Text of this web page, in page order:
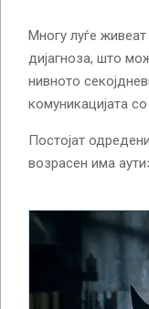
Многу луѓе
дијагноза, што
нивното
комуникацијата
Постојат
возрасен има